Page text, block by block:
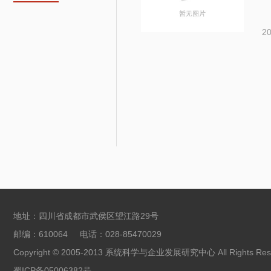
地址：四川省成都市武侯区望江路29号
邮编：610064 电话：028-85470029
Copyright © 2005-2013 系统科学与企业发展研究中心 All Rights